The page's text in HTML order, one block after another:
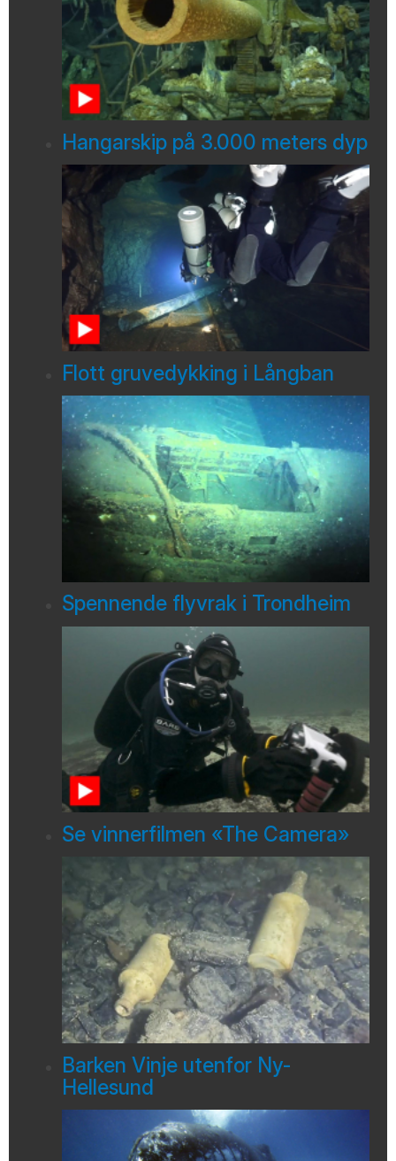
Hangarskip på 3.000 meters dyp
Flott gruvedykking i Långban
Spennende flyvrak i Trondheim
Se vinnerfilmen «The Camera»
Barken Vinje utenfor Ny-
Hellesund